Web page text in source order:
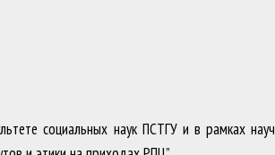
социальных наук ПСТГУ и в рамках